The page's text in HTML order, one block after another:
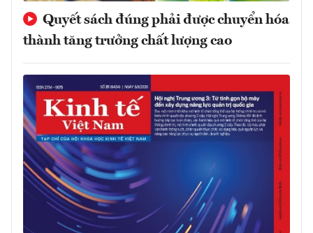
Quyết sách đúng phải được chuyển hóa
thành tăng trưởng chất lượng cao